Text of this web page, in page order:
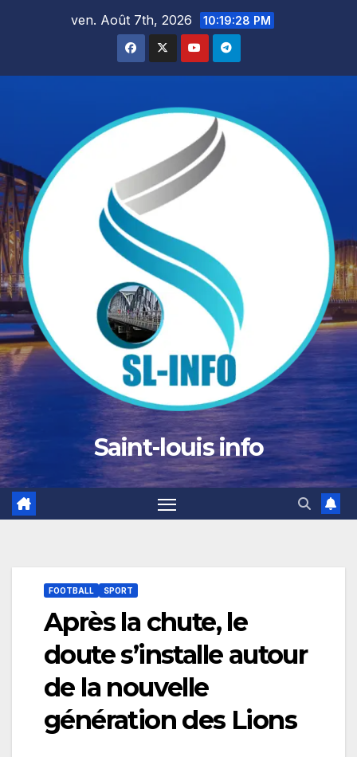
ven. Août 7th, 2026 10:19:29 PM
Saint-louis info
FOOTBALL SPORT
Après la chute, le
doute s’installe autour
de la nouvelle
génération des Lions